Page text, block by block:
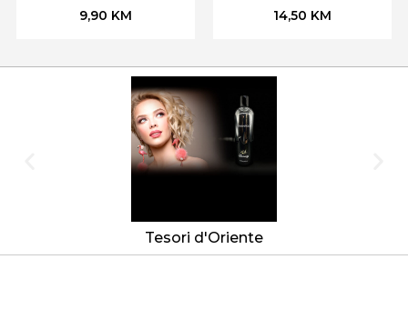
9,90 KM 14,50 KM
Tesori d'Oriente